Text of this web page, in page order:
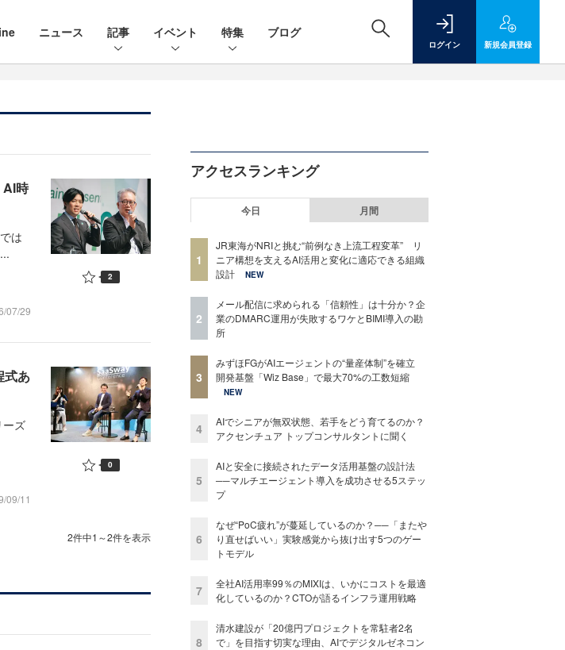
ニュース 記事 イベント 特集 ブログ
ログイン 新規会員登録
時
は
07/29
2
式あ
ズ
09/11
0
2件中1～2件を表示
アクセスランキング
今日 月間
1
JR東海がNRIと挑む“前例なき上流工程変革” リ
ニア構想を支えるAI活用と変化に適応できる組織
設計
NEW
2
メール配信に求められる「信頼性」は十分か？企
業のDMARC運用が失敗するワケとBIMI導入の勘
所
3
みずほFGがAIエージェントの“量産体制”を確立
開発基盤「Wiz Base」で最大70%の工数短縮
NEW
4
AIでシニアが無双状態、若手をどう育てるのか？
アクセンチュア トップコンサルタントに聞く
5
AIと安全に接続されたデータ活用基盤の設計法
──マルチエージェント導入を成功させる5ステッ
プ
6
なぜ“PoC疲れ”が蔓延しているのか？──「またや
り直せばいい」実験感覚から抜け出す5つのゲー
トモデル
7
全社AI活用率99％のMIXIは、いかにコストを最適
化しているのか？CTOが語るインフラ運用戦略
8
清水建設が「20億円プロジェクトを常駐者2名
で」を目指す切実な理由、AIでデジタルゼネコン